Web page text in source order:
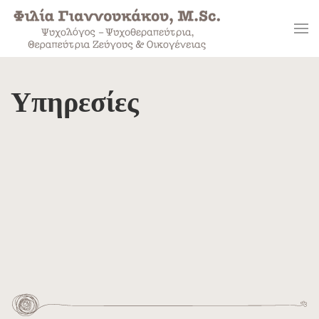
Skip to main content
Υπηρεσίες